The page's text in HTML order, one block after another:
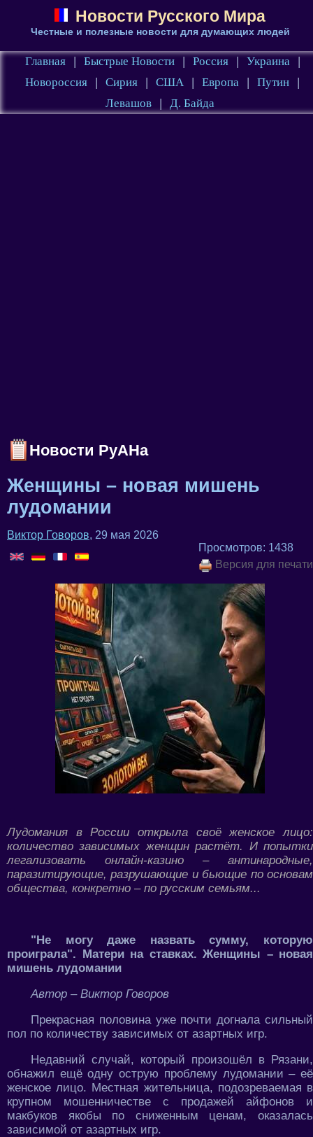
Новости Русского Мира
Честные и полезные новости для думающих людей
Главная | Быстрые Новости | Россия | Украина
|
Новороссия
| Сирия | США | Европа | Путин
|
Левашов
| Д. Байда
Новости РуАНа
Женщины – новая мишень
лудомании
Виктор Говоров, 29 мая 2026
Просмотров: 1438
Версия для печати
Лудомания в России открыла своё женское лицо:
количество зависимых женщин растёт. И попытки
легализовать онлайн-казино – антинародные,
паразитирующие, разрушающие и бьющие по основам
общества, конкретно – по русским семьям...
"Не могу даже назвать сумму, которую
проиграла". Матери на ставках. Женщины – новая
мишень лудомании
Автор – Виктор Говоров
Прекрасная половина уже почти догнала сильный
пол по количеству зависимых от азартных игр.
Недавний случай, который произошёл в Рязани,
обнажил ещё одну острую проблему лудомании – её
женское лицо. Местная жительница, подозреваемая в
крупном мошенничестве с продажей айфонов и
макбуков якобы по сниженным ценам, оказалась
зависимой от азартных игр.